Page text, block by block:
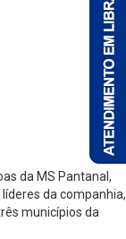
da MS Pantanal,
da companhia,
municípios da